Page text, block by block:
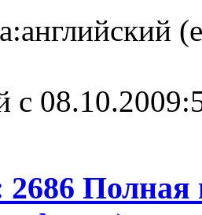
английский
с 08.10.2009:
Полная